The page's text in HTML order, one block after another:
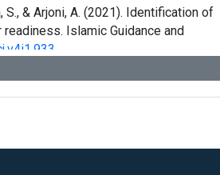
S., & Arjoni, A. (2021). Identification of
Islamic Guidance and
Among Students’ Engagement,